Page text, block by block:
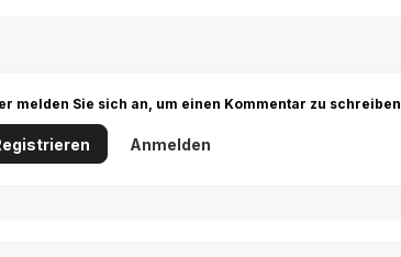
melden Sie sich an, um einen Kommentar zu schreiben
Anmelden